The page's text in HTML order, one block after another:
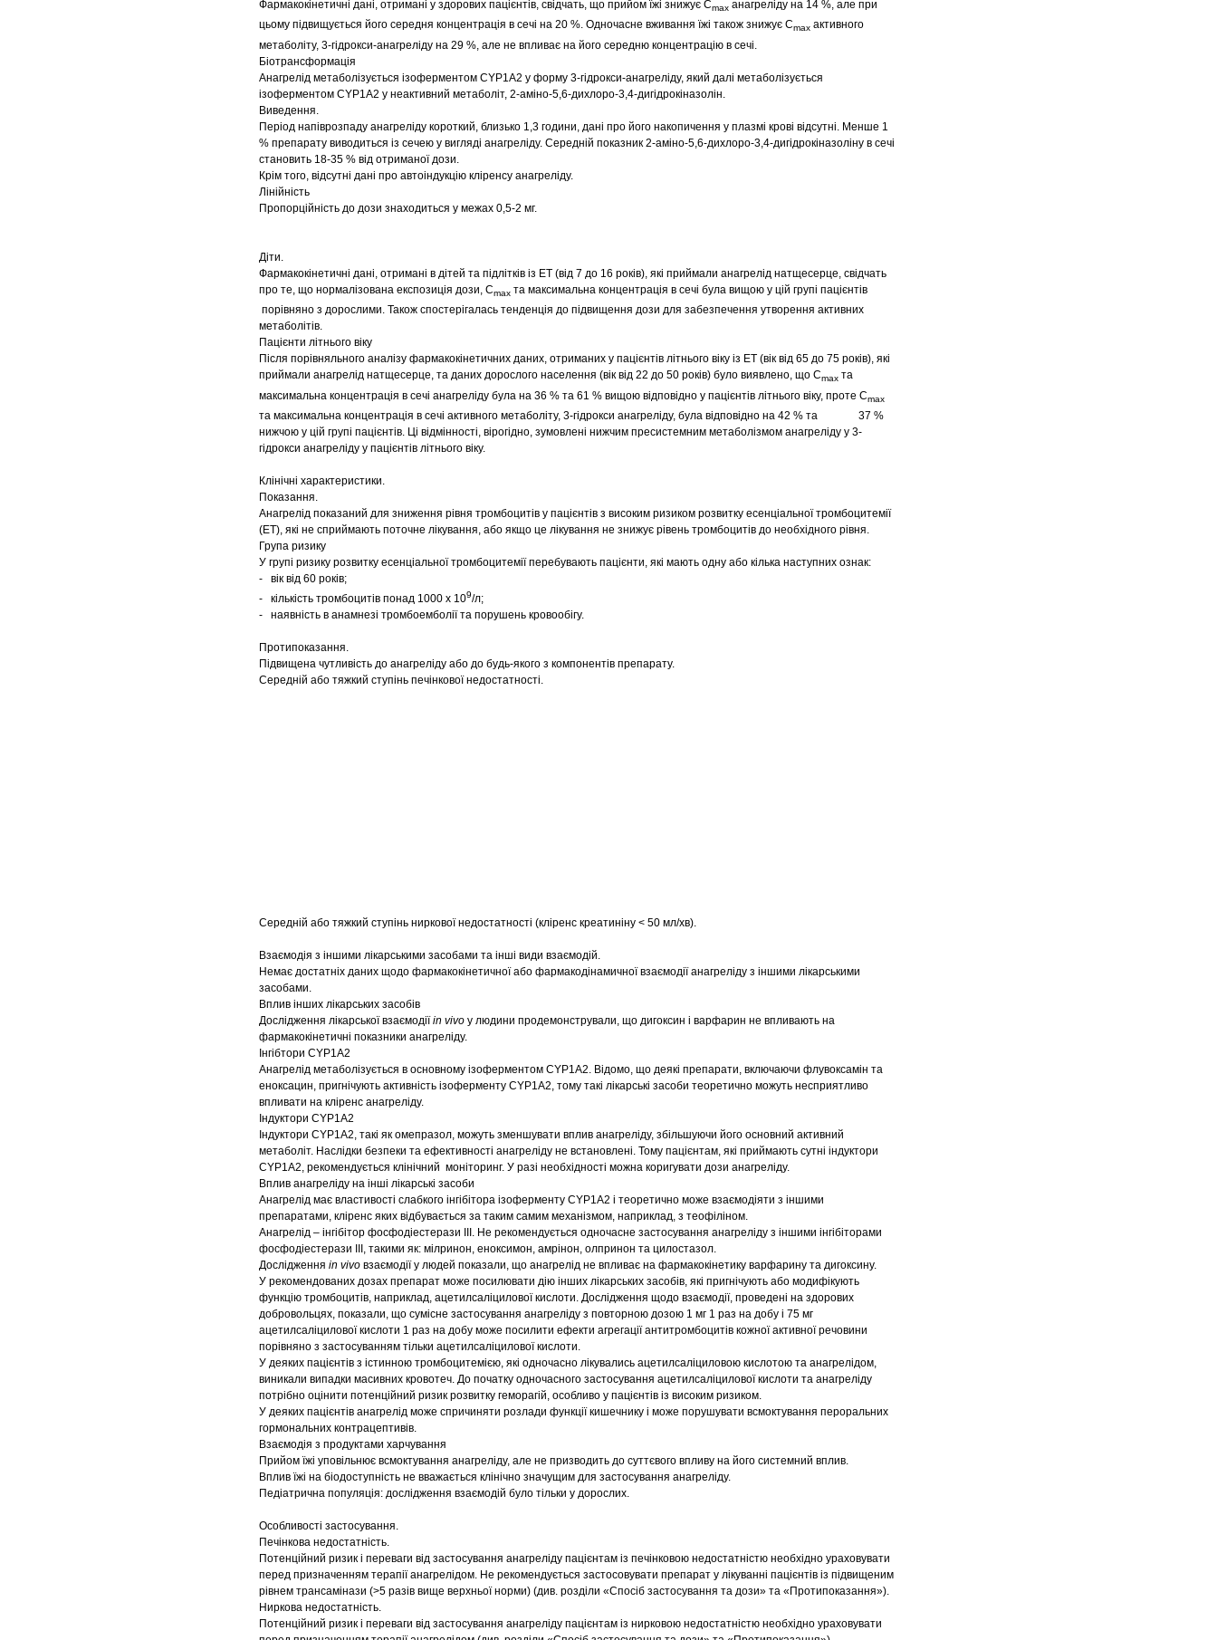
Фармакокінетичні дані, отримані у здорових пацієнтів, свідчать, що прийом їжі знижує Cmax анагреліду на 14 %, але при
цьому підвищується його середня концентрація в сечі на 20 %. Одночасне вживання їжі також знижує Cmax активного
метаболіту, 3‑гідрокси‑анагреліду на 29 %, але не впливає на його середню концентрацію в сечі.
Біотрансформація
Анагрелід метаболізується ізоферментом CYP1A2 у форму 3‑гідрокси‑анагреліду, який далі метаболізується
ізоферментом CYP1A2 у неактивний метаболіт, 2‑аміно‑5,6‑дихлоро‑3,4‑дигідрокіназолін.
Виведення.
Період напіврозпаду анагреліду короткий, близько 1,3 години, дані про його накопичення у плазмі крові відсутні. Менше 1
% препарату виводиться із сечею у вигляді анагреліду. Середній показник 2‑аміно‑5,6‑дихлоро‑3,4‑дигідрокіназоліну в сечі
становить 18‑35 % від отриманої дози.
Крім того, відсутні дані про автоіндукцію кліренсу анагреліду.
Лінійність
Пропорційність до дози знаходиться у межах 0,5-2 мг.
Діти.
Фармакокінетичні дані, отримані в дітей та підлітків із ЕТ (від 7 до 16 років), які приймали анагрелід натщесерце, свідчать
про те, що нормалізована експозиція дози, Cmax та максимальна концентрація в сечі була вищою у цій групі пацієнтів
порівняно з дорослими. Також спостерігалась тенденція до підвищення дози для забезпечення утворення активних
метаболітів.
Пацієнти літнього віку
Після порівняльного аналізу фармакокінетичних даних, отриманих у пацієнтів літнього віку із ЕТ (вік від 65 до 75 років), які
приймали анагрелід натщесерце, та даних дорослого населення (вік від 22 до 50 років) було виявлено, що Cmax та
максимальна концентрація в сечі анагреліду була на 36 % та 61 % вищою відповідно у пацієнтів літнього віку, проте Cmax
та максимальна концентрація в сечі активного метаболіту, 3-гідрокси анагреліду, була відповідно на 42 % та 37 %
нижчою у цій групі пацієнтів. Ці відмінності, вірогідно, зумовлені нижчим пресистемним метаболізмом анагреліду у 3-
гідрокси анагреліду у пацієнтів літнього віку.
Клінічні характеристики.
Показання.
Анагрелід показаний для зниження рівня тромбоцитів у пацієнтів з високим ризиком розвитку есенціальної тромбоцитемії
(ЕТ), які не сприймають поточне лікування, або якщо це лікування не знижує рівень тромбоцитів до необхідного рівня.
Група ризику
У групі ризику розвитку есенціальної тромбоцитемії перебувають пацієнти, які мають одну або кілька наступних ознак:
- вік від 60 років;
- кількість тромбоцитів понад 1000 х 109/л;
- наявність в анамнезі тромбоемболії та порушень кровообігу.
Протипоказання.
Підвищена чутливість до анагреліду або до будь-якого з компонентів препарату.
Середній або тяжкий ступінь печінкової недостатності.
Середній або тяжкий ступінь ниркової недостатності (кліренс креатиніну < 50 мл/хв).
Взаємодія з іншими лікарськими засобами та інші види взаємодій.
Немає достатніх даних щодо фармакокінетичної або фармакодінамичної взаємодії анагреліду з іншими лікарськими
засобами.
Вплив інших лікарських засобів
Дослідження лікарської взаємодіїin vivo у людини продемонстрували, що дигоксин і варфарин не впливають на
фармакокінетичні показники анагреліду.
Інгібтори CYP1A2
Анагрелід метаболізується в основному ізоферментом CYP1A2. Відомо, що деякі препарати, включаючи флувоксамін та
еноксацин, пригнічують активність ізоферменту CYP1A2, тому такі лікарські засоби теоретично можуть несприятливо
впливати на кліренс анагреліду.
Індуктори CYP1A2
Індуктори CYP1A2, такі як омепразол, можуть зменшувати вплив анагреліду, збільшуючи його основний активний
метаболіт. Наслідки безпеки та ефективності анагреліду не встановлені. Тому пацієнтам, які приймають сутні індуктори
CYP1A2, рекомендується клінічний моніторинг. У разі необхідності можна коригувати дози анагреліду.
Вплив анагреліду на інші лікарські засоби
Анагрелід має властивості слабкого інгібітора ізоферменту CYP1A2 і теоретично може взаємодіяти з іншими
препаратами, кліренс яких відбувається за таким самим механізмом, наприклад, з теофіліном.
Анагрелід – інгібітор фосфодіестерази III. Не рекомендується одночасне застосування анагреліду з іншими інгібіторами
фосфодіестерази III, такими як: мілринон, еноксимон, амрінон, олпринон та цилостазол.
Дослідження in vivo взаємодії у людей показали, що анагрелід не впливає на фармакокінетику варфарину та дигоксину.
У рекомендованих дозах препарат може посилювати дію інших лікарських засобів, які пригнічують або модифікують
функцію тромбоцитів, наприклад, ацетилсаліцилової кислоти. Дослідження щодо взаємодії, проведені на здорових
добровольцях, показали, що сумісне застосування анагреліду з повторною дозою 1 мг 1 раз на добу і 75 мг
ацетилсаліцилової кислоти 1 раз на добу може посилити ефекти агрегації антитромбоцитів кожної активної речовини
порівняно з застосуванням тільки ацетилсаліцилової кислоти.
У деяких пацієнтів з істинною тромбоцитемією, які одночасно лікувались ацетилсаліциловою кислотою та анагрелідом,
виникали випадки масивних кровотеч. До початку одночасного застосування ацетилсаліцилової кислоти та анагреліду
потрібно оцінити потенційний ризик розвитку геморагій, особливо у пацієнтів із високим ризиком.
У деяких пацієнтів анагрелід може спричиняти розлади функції кишечнику і може порушувати всмоктування пероральних
гормональних контрацептивів.
Взаємодія з продуктами харчування
Прийом їжі уповільнює всмоктування анагреліду, але не призводить до суттєвого впливу на його системний вплив.
Вплив їжі на біодоступність не вважається клінічно значущим для застосування анагреліду.
Педіатрична популяція: дослідження взаємодій було тільки у дорослих.
Особливості застосування.
Печінкова недостатність.
Потенційний ризик і переваги від застосування анагреліду пацієнтам із печінковою недостатністю необхідно ураховувати
перед призначенням терапії анагрелідом. Не рекомендується застосовувати препарат у лікуванні пацієнтів із підвищеним
рівнем трансамінази (>5 разів вище верхньої норми) (див. розділи «Спосіб застосування та дози» та «Протипоказання»).
Ниркова недостатність.
Потенційний ризик і переваги від застосування анагреліду пацієнтам із нирковою недостатністю необхідно ураховувати